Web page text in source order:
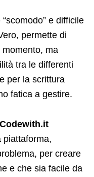
e difficile
permette di
ma
tra le differenti
per la scrittura
fatica a gestire.
Codewith.it
piattaforma,
per creare
e che sia facile da